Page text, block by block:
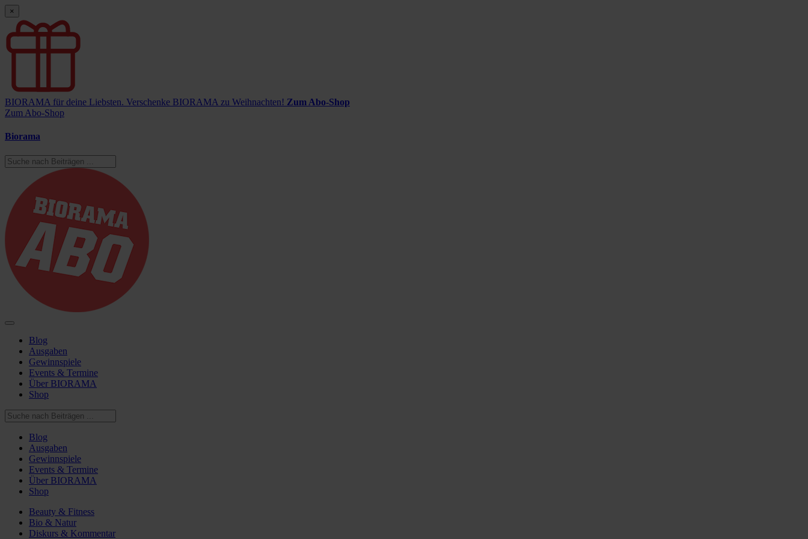
×
BIORAMA für deine Liebsten. Verschenke BIORAMA zu Weihnachten! Zum Abo-Shop
Zum Abo-Shop
Biorama
Blog
Ausgaben
Gewinnspiele
Events & Termine
Über BIORAMA
Shop
Blog
Ausgaben
Gewinnspiele
Events & Termine
Über BIORAMA
Shop
Beauty & Fitness
Bio & Natur
Diskurs & Kommentar